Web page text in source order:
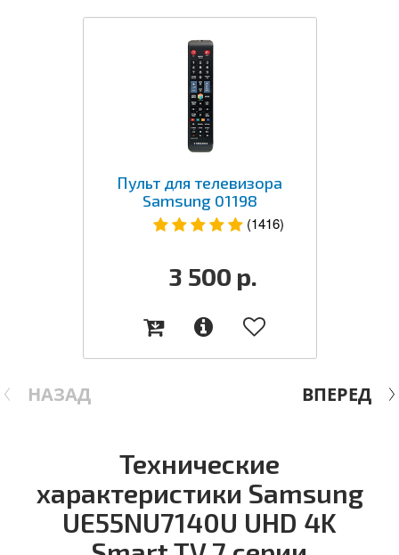
НАЗАД
Пульт для телевизора
Samsung 01198
(1416)
3 500 р.
ВПЕРЕД
Технические
характеристики Samsung
UE55NU7140U UHD 4K